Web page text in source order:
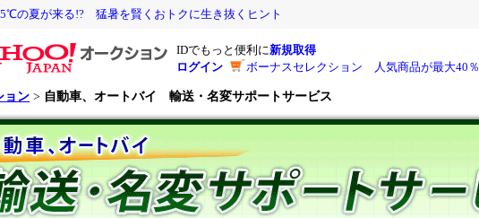
の夏が来る!? 猛暑を賢くおトクに生き抜くヒント
IDでもっと便利に新規取得
ログイン
ボーナスセレクション 人気商品が最大40％
ョン > 自動車、オートバイ 輸送・ 名変サポートサービス